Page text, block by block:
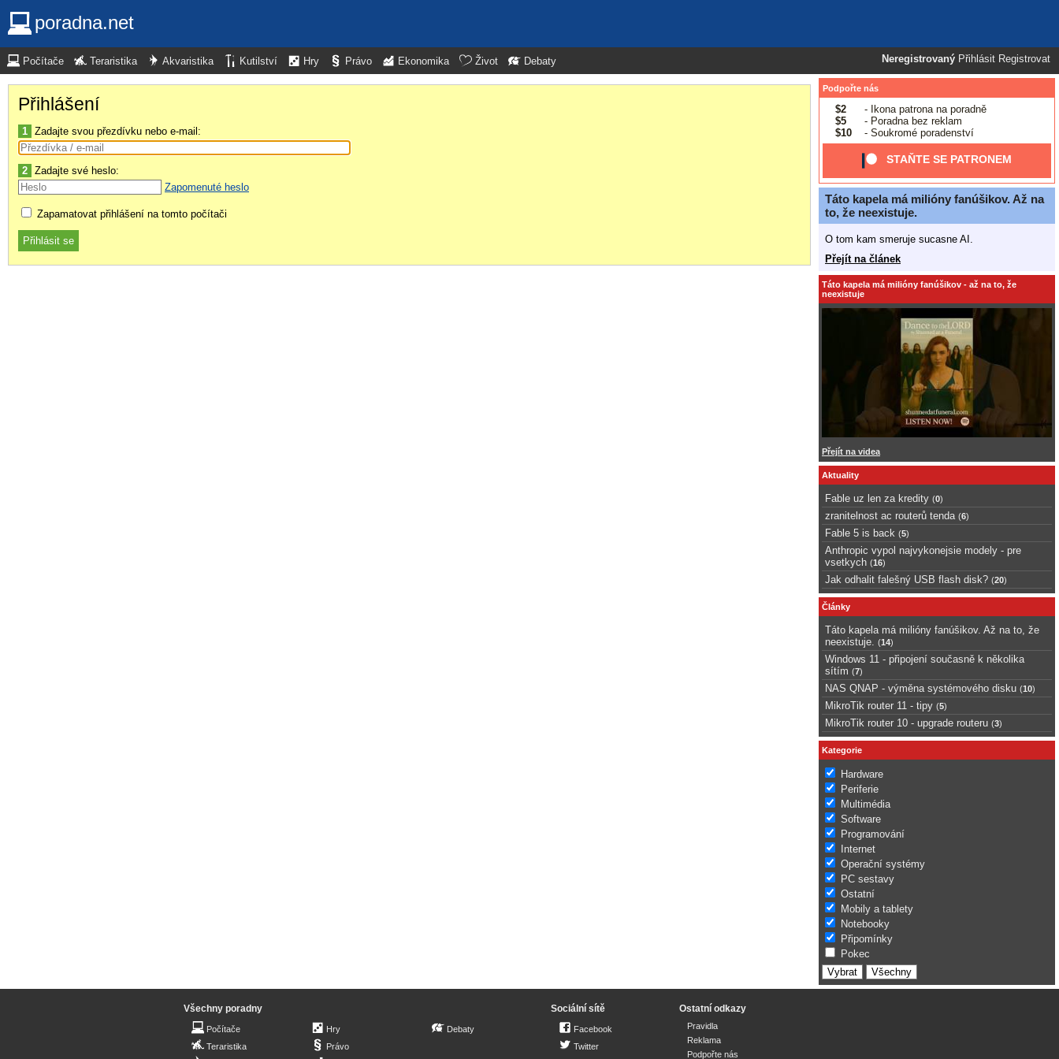
poradna.net
Neregistrovaný Přihlásit Registrovat
Počítače Teraristika Akvaristika Kutilství Hry Právo Ekonomika Život Debaty
Přihlášení
1 Zadajte svou přezdívku nebo e-mail:
2 Zadajte své heslo:
Zapomenuté heslo
Zapamatovat přihlášení na tomto počítači
Podpořte nás
$2
- Ikona patrona na poradně
$5
- Poradna bez reklam
$10
- Soukromé poradenství
STAŇTE SE PATRONEM
Táto kapela má milióny fanúšikov. Až na
to, že neexistuje.
O tom kam smeruje sucasne AI.
Přejít na článek
Táto kapela má milióny fanúšikov - až na to, že
neexistuje
Přejít na videa
Aktuality
Fable uz len za kredity (0)
zranitelnost ac routerů tenda (6)
Fable 5 is back (5)
Anthropic vypol najvykonejsie modely - pre
vsetkych (16)
Jak odhalit falešný USB flash disk? (20)
Články
Táto kapela má milióny fanúšikov. Až na to, že
neexistuje.
(14)
Windows 11 - připojení současně k několika
sítím (7)
NAS QNAP - výměna systémového disku (10)
MikroTik router 11 - tipy (5)
MikroTik router 10 - upgrade routeru (3)
Kategorie
Hardware
Periferie
Multimédia
Software
Programování
Internet
Operační systémy
PC sestavy
Ostatní
Mobily a tablety
Notebooky
Připomínky
Pokec
Všechny poradny
Počítače
Teraristika
Hry
Právo
Debaty
Sociální sítě
Facebook
Twitter
Ostatní odkazy
Pravidla
Reklama
Podpořte nás